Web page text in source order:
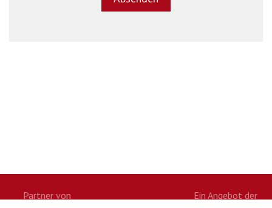
Partner von Ein Angebot der